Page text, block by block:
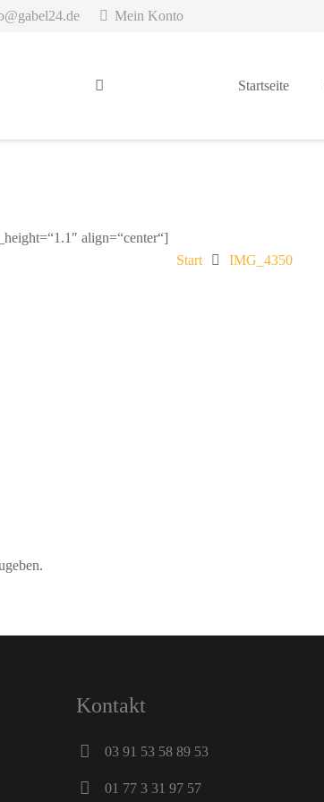
Mein Konto
Startseite
align=“center“]
Start
IMG_4350
Kontakt
03 91 53 58 89 53
01 77 3 31 97 57